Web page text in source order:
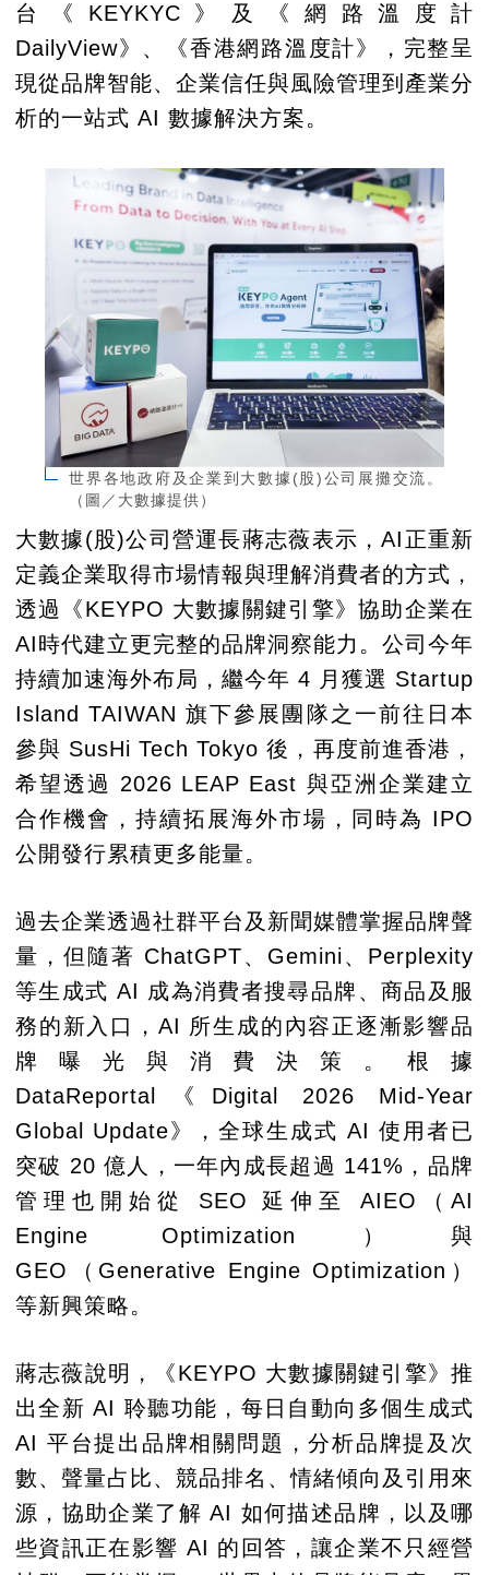
台《KEYKYC》及《網路溫度計
DailyView》、《香港網路溫度計》，完整呈
現從品牌智能、企業信任與風險管理到產業分
析的一站式 AI 數據解決方案。
世界各地政府及企業到大數據(股)公司展攤交流。
（圖／大數據提供）
大數據(股)公司營運長蔣志薇表示，AI正重新
定義企業取得市場情報與理解消費者的方式，
透過《KEYPO 大數據關鍵引擎》協助企業在
AI時代建立更完整的品牌洞察能力。公司今年
持續加速海外布局，繼今年 4 月獲選 Startup
Island TAIWAN 旗下參展團隊之一前往日本
參與 SusHi Tech Tokyo 後，再度前進香港，
希望透過 2026 LEAP East 與亞洲企業建立
合作機會，持續拓展海外市場，同時為 IPO
公開發行累積更多能量。
過去企業透過社群平台及新聞媒體掌握品牌聲
量，但隨著 ChatGPT、Gemini、Perplexity
等生成式 AI 成為消費者搜尋品牌、商品及服
務的新入口，AI 所生成的內容正逐漸影響品
牌曝光與消費決策。根據
DataReportal《Digital 2026 Mid-Year
Global Update》，全球生成式 AI 使用者已
突破 20 億人，一年內成長超過 141%，品牌
管理也開始從 SEO 延伸至 AIEO（AI
Engine Optimization）與
GEO（Generative Engine Optimization）
等新興策略。
蔣志薇說明，《KEYPO 大數據關鍵引擎》推
出全新 AI 聆聽功能，每日自動向多個生成式
AI 平台提出品牌相關問題，分析品牌提及次
數、聲量占比、競品排名、情緒傾向及引用來
源，協助企業了解 AI 如何描述品牌，以及哪
些資訊正在影響 AI 的回答，讓企業不只經營